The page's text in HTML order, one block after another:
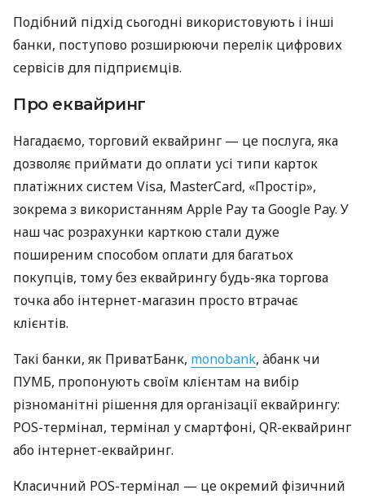
Подібний підхід сьогодні використовують і інші
банки, поступово розширюючи перелік цифрових
сервісів для підприємців.
Про еквайринг
Нагадаємо, торговий еквайринг — це послуга, яка
дозволяє приймати до оплати усі типи карток
платіжних систем Visa, MasterCard, «Простір»,
зокрема з використанням Apple Pay та Google Pay. У
наш час розрахунки карткою стали дуже
поширеним способом оплати для багатьох
покупців, тому без еквайрингу будь-яка торгова
точка або інтернет-магазин просто втрачає
клієнтів.
Такі банки, як ПриватБанк, monobank, àбанк чи
ПУМБ, пропонують своїм клієнтам на вибір
різноманітні рішення для організації еквайрингу:
POS-термінал, термінал у смартфоні, QR-еквайринг
або інтернет-еквайринг.
Класичний POS-термінал — це окремий фізичний